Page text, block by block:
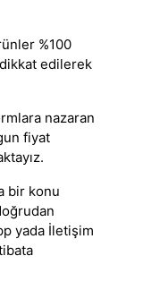
%100
edilerek
nazaran
fiyat
bir konu
yada İletişim